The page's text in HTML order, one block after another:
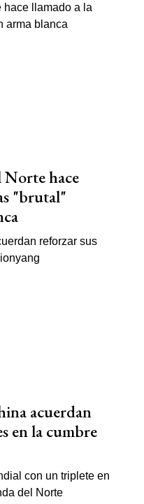
Norte hace
"brutal"
acuerdan
en la cumbre